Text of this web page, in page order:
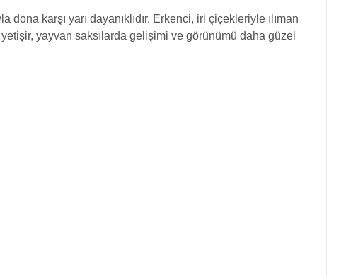
karşı yarı dayanıklıdır. Erkenci, iri çiçekleriyle ılıman
yayvan saksılarda gelişimi ve görünümü daha güzel